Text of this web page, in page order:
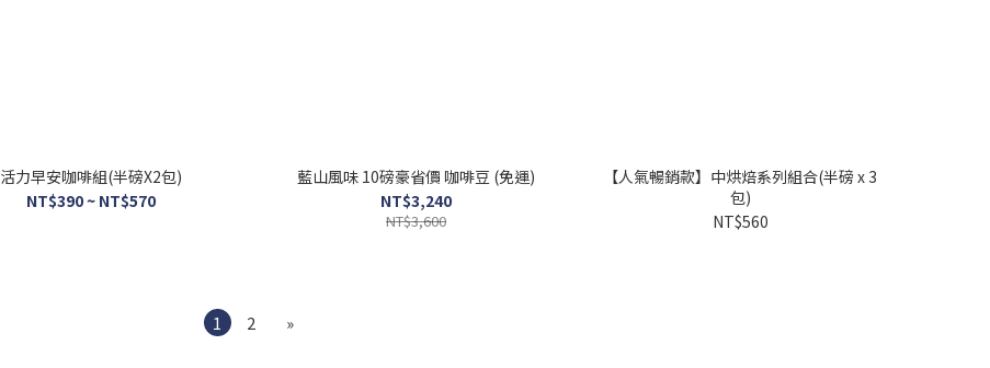
活力早安咖啡組(半磅X2包)
NT$390 ~ NT$570
藍山風味 10磅豪省價 咖啡豆 (免運)
NT$3,240
NT$3,600
【人氣暢銷款】中烘焙系列組合(半磅 x 3
包)
NT$560
1 2 »